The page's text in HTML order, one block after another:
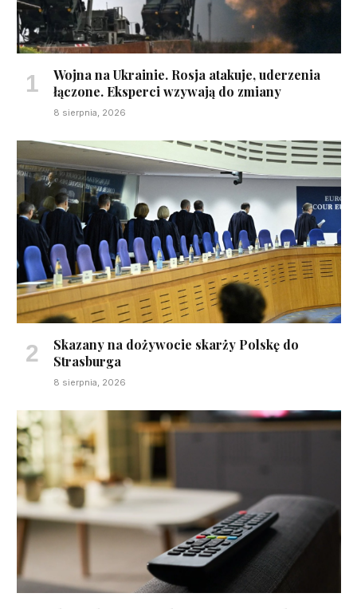
Wojna na Ukrainie. Rosja atakuje, uderzenia
łączone. Eksperci wzywają do zmiany
8 sierpnia, 2026
Skazany na dożywocie skarży Polskę do
Strasburga
8 sierpnia, 2026